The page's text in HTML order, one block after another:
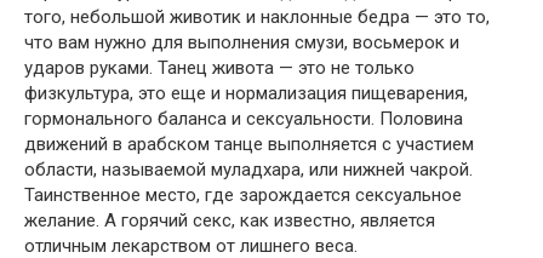
того, небольшой животик и наклонные бедра — это то,
что вам нужно для выполнения смузи, восьмерок и
ударов руками. Танец живота — это не только
физкультура, это еще и нормализация пищеварения,
гормонального баланса и сексуальности. Половина
движений в арабском танце выполняется с участием
области, называемой муладхара, или нижней чакрой.
Таинственное место, где зарождается сексуальное
желание. А горячий секс, как известно, является
отличным лекарством от лишнего веса.